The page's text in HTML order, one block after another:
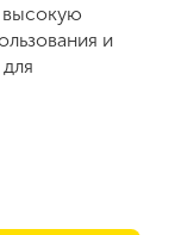
высокую
и